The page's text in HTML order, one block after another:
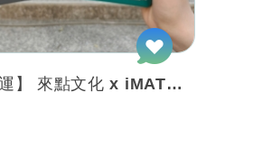
【8/9前享免運】 來點文化 x iMAT創作旅伴手帳本_台灣旅行手帳 可加購聯...